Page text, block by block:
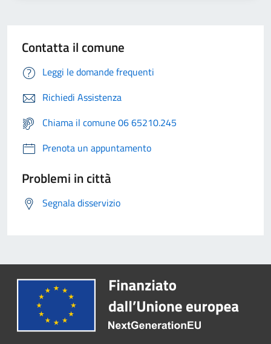
Contatta il comune
Leggi le domande frequenti
Richiedi Assistenza
Chiama il comune 06 65210.245
Prenota un appuntamento
Problemi in città
Segnala disservizio